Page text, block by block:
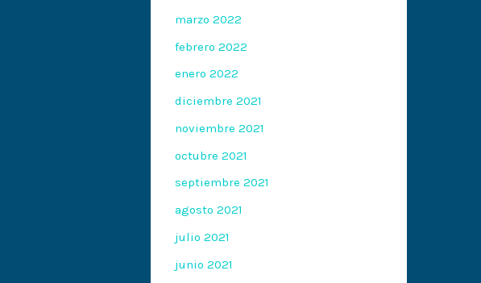
marzo 2022
febrero 2022
enero 2022
diciembre 2021
noviembre 2021
octubre 2021
septiembre 2021
agosto 2021
julio 2021
junio 2021